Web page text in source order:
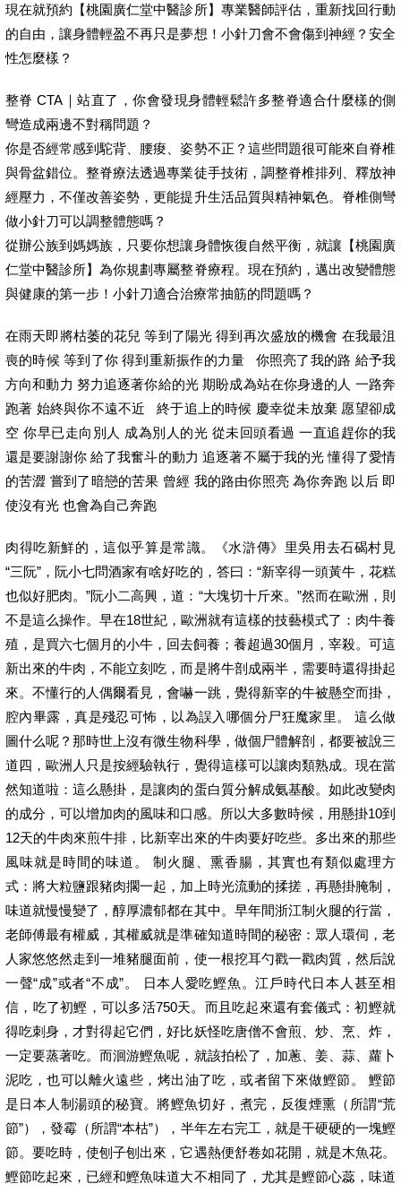
現在就預約【桃園廣仁堂中醫診所】專業醫師評估，重新找回行動
的自由，讓身體輕盈不再只是夢想！小針刀會不會傷到神經？安全
性怎麼樣？
整脊 CTA｜站直了，你會發現身體輕鬆許多整脊適合什麼樣的側
彎造成兩邊不對稱問題？
你是否經常感到駝背、腰痠、姿勢不正？這些問題很可能來自脊椎
與骨盆錯位。整脊療法透過專業徒手技術，調整脊椎排列、釋放神
經壓力，不僅改善姿勢，更能提升生活品質與精神氣色。脊椎側彎
做小針刀可以調整體態嗎？
從辦公族到媽媽族，只要你想讓身體恢復自然平衡，就讓【桃園廣
仁堂中醫診所】為你規劃專屬整脊療程。現在預約，邁出改變體態
與健康的第一步！小針刀適合治療常抽筋的問題嗎？
在雨天即將枯萎的花兒 等到了陽光 得到再次盛放的機會 在我最沮
喪的時候 等到了你 得到重新振作的力量 你照亮了我的路 給予我
方向和動力 努力追逐著你給的光 期盼成為站在你身邊的人 一路奔
跑著 始終與你不遠不近 終于追上的時候 慶幸從未放棄 愿望卻成
空 你早已走向別人 成為別人的光 從未回頭看過 一直追趕你的我
還是要謝謝你 給了我奮斗的動力 追逐著不屬于我的光 懂得了愛情
的苦澀 嘗到了暗戀的苦果 曾經 我的路由你照亮 為你奔跑 以后 即
使沒有光 也會為自己奔跑
肉得吃新鮮的，這似乎算是常識。《水滸傳》里吳用去石碣村見
“三阮”，阮小七問酒家有啥好吃的，答曰：“新宰得一頭黃牛，花糕
也似好肥肉。”阮小二高興，道：“大塊切十斤來。”然而在歐洲，則
不是這么操作。早在18世紀，歐洲就有這樣的技藝模式了：肉牛養
殖，是買六七個月的小牛，回去飼養；養超過30個月，宰殺。可這
新出來的牛肉，不能立刻吃，而是將牛剖成兩半，需要時還得掛起
來。不懂行的人偶爾看見，會嚇一跳，覺得新宰的牛被懸空而掛，
腔內畢露，真是殘忍可怖，以為誤入哪個分尸狂魔家里。 這么做
圖什么呢？那時世上沒有微生物科學，做個尸體解剖，都要被說三
道四，歐洲人只是按經驗執行，覺得這樣可以讓肉類熟成。現在當
然知道啦：這么懸掛，是讓肉的蛋白質分解成氨基酸。如此改變肉
的成分，可以增加肉的風味和口感。所以大多數時候，用懸掛10到
12天的牛肉來煎牛排，比新宰出來的牛肉要好吃些。多出來的那些
風味就是時間的味道。 制火腿、熏香腸，其實也有類似處理方
式：將大粒鹽跟豬肉擱一起，加上時光流動的揉搓，再懸掛腌制，
味道就慢慢變了，醇厚濃郁都在其中。早年間浙江制火腿的行當，
老師傅最有權威，其權威就是準確知道時間的秘密：眾人環伺，老
人家悠悠然走到一堆豬腿面前，使一根挖耳勺戳一戳肉質，然后說
一聲“成”或者“不成”。 日本人愛吃鰹魚。江戶時代日本人甚至相
信，吃了初鰹，可以多活750天。而且吃起來還有套儀式：初鰹就
得吃刺身，才對得起它們，好比妖怪吃唐僧不會煎、炒、烹、炸，
一定要蒸著吃。而洄游鰹魚呢，就該拍松了，加蔥、姜、蒜、蘿卜
泥吃，也可以離火遠些，烤出油了吃，或者留下來做鰹節。 鰹節
是日本人制湯頭的秘寶。將鰹魚切好，煮完，反復煙熏（所謂“荒
節”），發霉（所謂“本枯”），半年左右完工，就是干硬硬的一塊鰹
節。要吃時，使刨子刨出來，它遇熱便舒卷如花開，就是木魚花。
鰹節吃起來，已經和鰹魚味道大不相同了，尤其是鰹節心蕊，味道